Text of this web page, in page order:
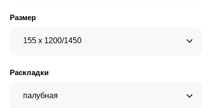
Размер
155 x 1200/1450
Раскладки
палубная